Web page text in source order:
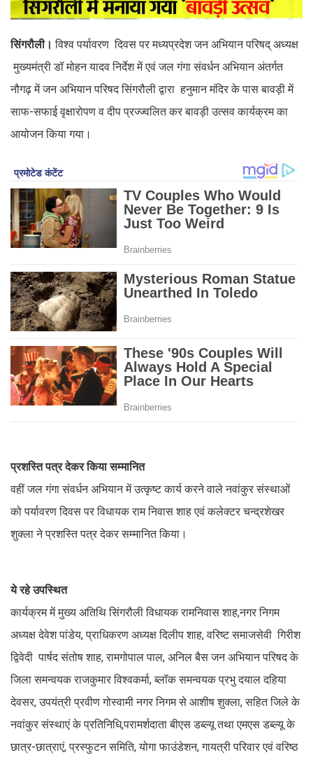
सिंगरौली।विश्व पर्यावरण दिवस पर मध्यप्रदेश जन अभियान परिषद् अध्यक्ष
मुख्यमंत्री डॉ मोहन यादव निर्देश में एवं जल गंगा संवर्धन अभियान अंतर्गत
नौगढ़ में जन अभियान परिषद सिंगरौली द्वारा हनुमान मंदिर के पास बावड़ी में
साफ-सफाई वृक्षारोपण व दीप प्रज्ज्वलित कर बावड़ी उत्सव कार्यक्रम का
आयोजन किया गया।
प्रशस्ति पत्र देकर किया सम्मानित
वहीं जल गंगा संवर्धन अभियान में उत्कृष्ट कार्य करने वाले नवांकुर संस्थाओं
को पर्यावरण दिवस पर विधायक राम निवास शाह एवं कलेक्टर चन्द्रशेखर
शुक्ला ने प्रशस्ति पत्र देकर सम्मानित किया।
ये रहे उपस्थित
कार्यक्रम में मुख्य अतिथि सिंगरौली विधायक रामनिवास शाह,नगर निगम
अध्यक्ष देवेश पांडेय, प्राधिकरण अध्यक्ष दिलीप शाह, वरिष्ट समाजसेवी गिरीश
द्विवेदी पार्षद संतोष शाह, रामगोपाल पाल, अनिल बैस जन अभियान परिषद के
जिला समन्वयक राजकुमार विश्वकर्मा, ब्लॉक समन्वयक प्रभु दयाल दहिया
देवसर, उपयंत्री प्रवीण गोस्वामी नगर निगम से आशीष शुक्ला, सहित जिले के
नवांकुर संस्थाएं के प्रतिनिधि,परामर्शदाता बीएस डब्ल्यू तथा एमएस डब्ल्यू के
छात्र-छात्राएं, प्रस्फुटन समिति, योगा फाउंडेशन, गायत्री परिवार एवं वरिष्ठ